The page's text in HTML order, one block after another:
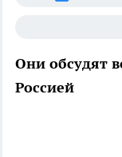
Они обсудят
Россией